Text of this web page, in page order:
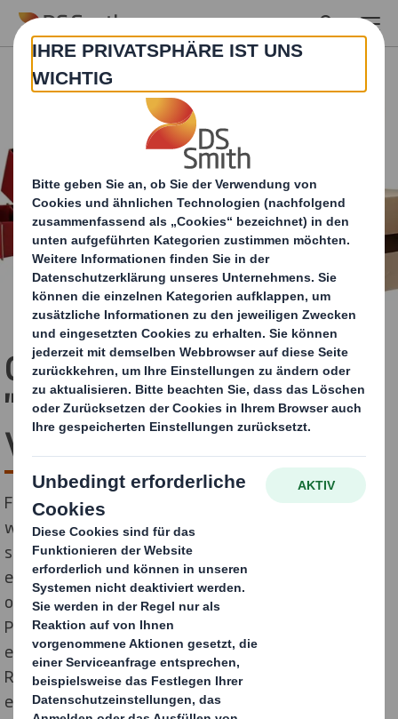
Skip to main content
Gastbeitrag
"Markenbotschafter
Versandverpackung"
Für den E-Commerce spielt die Verpackung eine
wichtige Rolle. DS Smith arbeitet gemeinsam mit
seinen Kunden daran, Verpackungskonzepte zu
entwickeln, welche die vielfältigen Anforderungen
optimal erfüllen und zugleich die Komplexität der
Prozesse signifikant senken. In der aktuell
erschienenen EHI-Studie "Versand- und
Retourenmanagement im E-Commerce 2016" wurde
ein Gastbeitrag von DS Smith hierzu veröffentlicht.